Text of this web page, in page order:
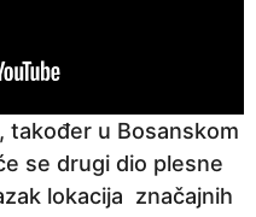
također u Bosanskom
se drugi dio plesne
lokacija značajnih